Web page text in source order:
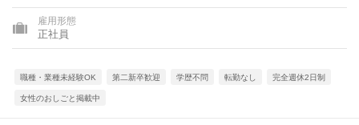
雇用形態
正社員
職種・業種未経験OK 第二新卒歓迎 学歴不問 転勤なし 完全週休2日制
女性のおしごと掲載中